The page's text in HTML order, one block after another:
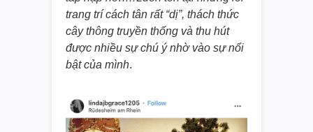
trang trí cách tân rất “dị”, thách thức
cây thông truyền thống và thu hút
được nhiều sự chú ý nhờ vào sự nổi
bật của mình.